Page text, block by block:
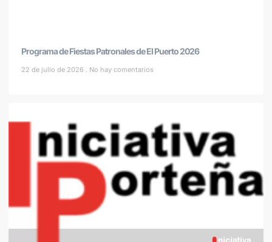
Programa de Fiestas Patronales de El Puerto 2026
22 de julio de 2026 No hay comentarios